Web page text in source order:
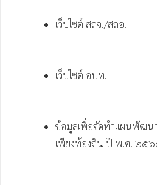
เว็บไซต์ สถจ./สถอ.
เว็บไซต์ อปท.
ข้อมูลเพื่อจัดทำแผนพัฒน
เพียงท้องถิ่น ปี พ.ศ. ๒๕